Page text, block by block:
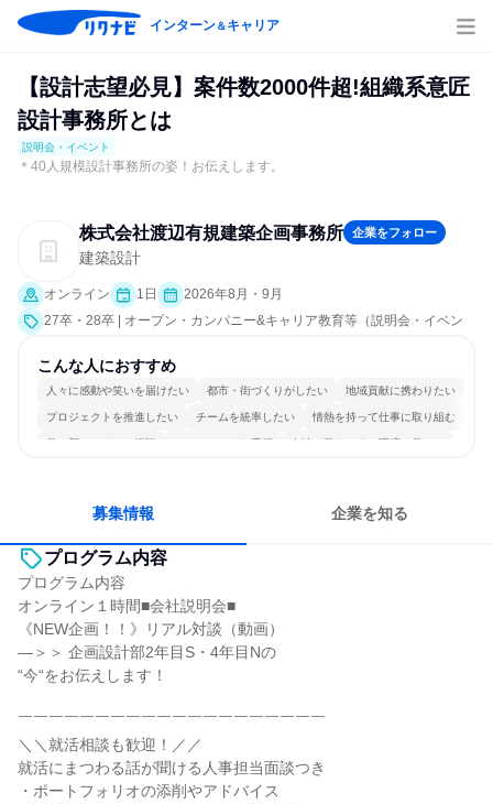
インターン＆キャリア
【設計志望必見】案件数2000件超!組織系意匠
設計事務所とは
説明会・イベント
＊40人規模設計事務所の姿！お伝えします。
株式会社渡辺有規建築企画事務所 企業をフォロー
建築設計
オンライン 1日
2026年8月・9月
27卒・28卒 | オープン・カンパニー&キャリア教育等（説明会・イベン
こんな人におすすめ
人々に感動や笑いを届けたい 都市・街づくりがしたい 地域貢献に携わりたい
プロジェクトを推進したい チームを統率したい 情熱を持って仕事に取り組む
常に新しいものに挑戦 チームワークを重視 女性が働きやすい環境で働ける
募集情報 企業を知る
プログラム内容
プログラム内容
オンライン１時間■会社説明会■
《NEW企画！！》リアル対談（動画）
―＞＞ 企画設計部2年目S・4年目Nの
“今“をお伝えします！
￣￣￣￣￣￣￣￣￣￣￣￣￣￣￣￣￣￣￣￣
＼＼就活相談も歓迎！／／
就活にまつわる話が聞ける人事担当面談つき
・ポートフォリオの添削やアドバイス